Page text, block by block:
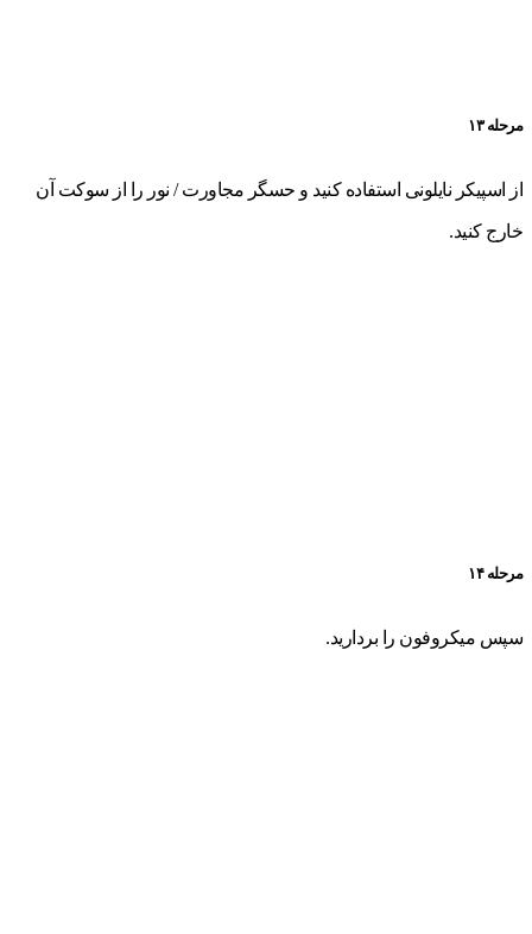
مرحله ۱۳
از اسپیکر نایلونی استفاده کنید و حسگر مجاورت / نور را از سوکت آن
خارج کنید.
مرحله ۱۴
سپس میکروفون را بردارید.